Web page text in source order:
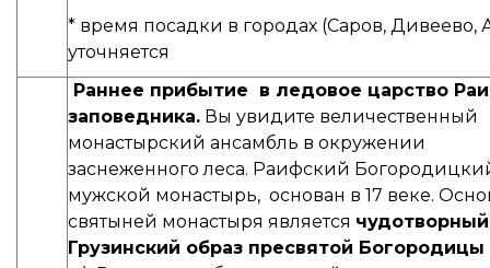
* время посадки в городах (Саров, Дивеево,
уточняется
Раннее прибытие
в ледовое царство
заповедника. Вы увидите величественный
монастырский ансамбль в окружении
заснеженного леса. Раифский
мужской монастырь, основан в 17 веке.
святыней монастыря является чудотворный
Грузинский образ пресвятой Богородицы